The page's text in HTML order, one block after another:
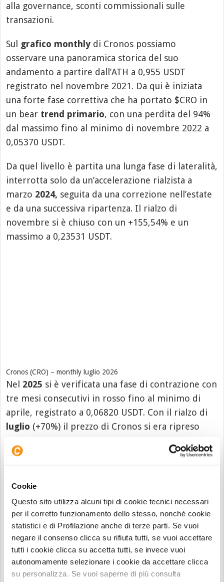
Cookie
Questo sito utilizza alcuni tipi di cookie tecnici necessari
per il corretto funzionamento dello stesso, nonché cookie
statistici e di Profilazione anche di terze parti. Se vuoi
negare il consenso clicca su rifiuta tutti, se vuoi accettare
tutti i cookie clicca su accetta tutti, se invece vuoi
autonomamente selezionare i cookie da accettare clicca
su personalizza. Se vuoi saperne di più consulta
alla governance, sconti commissionali sulle
transazioni.
Sul grafico monthly di Cronos possiamo
osservare una panoramica storica del suo
andamento a partire dall’ATH a 0,955 USDT
registrato nel novembre 2021. Da qui è iniziata
una forte fase correttiva che ha portato $CRO in
un bear trend primario, con una perdita del 94%
dal massimo fino al minimo di novembre 2022 a
0,05370 USDT.
Da quel livello è partita una lunga fase di lateralità,
interrotta solo da un’accelerazione rialzista a
marzo 2024, seguita da una correzione nell’estate
e da una successiva ripartenza. Il rialzo di
novembre si è chiuso con un +155,54% e un
massimo a 0,23531 USDT.
Cronos (CRO) – monthly luglio 2026
Nel 2025 si è verificata una fase di contrazione con
tre mesi consecutivi in rosso fino al minimo di
aprile, registrato a 0,06820 USDT. Con il rialzo di
luglio (+70%) il prezzo di Cronos si era ripreso
dall’iniziale -42% annuale. Il rialzo è durato anche
in agosto (+110%) fino alla prima
resistenza di
lungo terminea 0,39 USDT dove il prezzo si è
fermato, per poi avviare una fase di contrazione
che si può osservare sul grafico, con sei mesi
consecutivi in rosso.
Anche il 2026 èiniziato nuovamente in negativo e
il trend ribassista è proseguito fino al crollo di
giugno, quando CRO ha registrato un -20,15%,
toccando un minimo annuale a 0,05310 USDT e